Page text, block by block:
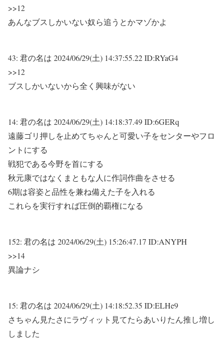
>>12
あんなブスしかいない奴ら追うとかマゾかよ
43: 君の名は 2024/06/29(土) 14:37:55.22 ID:RYaG4
>>12
ブスしかいないから全く興味がない
14: 君の名は 2024/06/29(土) 14:18:37.49 ID:6GERq
遠藤ゴリ押しを止めてちゃんと可愛い子をセンターやフロ
ントにする
戦犯である今野を首にする
秋元康ではなくまともな人に作詞作曲をさせる
6期は容姿と品性を兼ね備えた子を入れる
これらを実行すれば圧倒的覇権になる
152: 君の名は 2024/06/29(土) 15:26:47.17 ID:ANYPH
>>14
異論ナシ
15: 君の名は 2024/06/29(土) 14:18:52.35 ID:ELHe9
さちゃん見たさにラヴィット見てたらあいりたん推し増し
しました